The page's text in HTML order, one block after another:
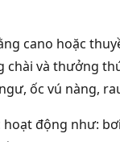
cano hoặc
chài và thưởng
ốc vú nàng,
động như: